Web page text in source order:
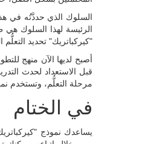
السلوك الذي حددَّتُه في
الرئيسة لهذا السلوك هي
"كيركباتريك" تحديد
أصبح لديها الآن منهج
قبل الاستعداد لحدث
مرحلة التعلُّم، وتستخدم
في الختام
يساعدك نموذج